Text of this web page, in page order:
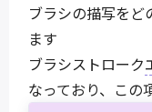
ブラシの描写をど
ます
ブラシストローク
なっており、この